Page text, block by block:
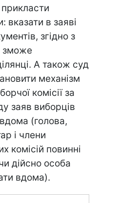
вказати в заяві
згідно з
зможе
А також суд
механізм
комісії за
заяв виборців
(голова,
і члени
комісій повинні
дійсно особа
вдома).